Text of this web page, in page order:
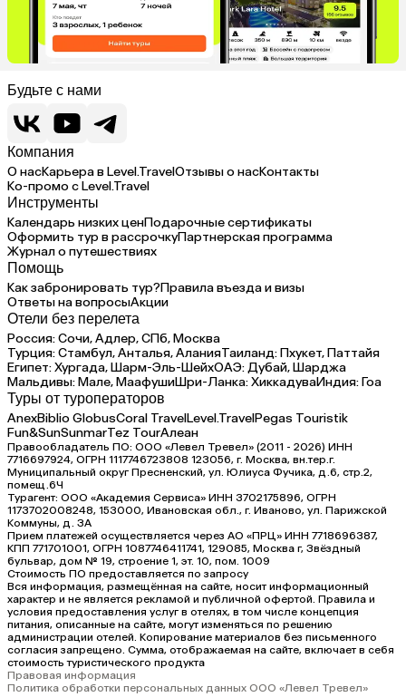
Будьте с нами
Компания
О насКарьера в Level.TravelОтзывы о насКонтакты
Ко-промо с Level.Travel
Инструменты
Календарь низких ценПодарочные сертификаты
Оформить тур в рассрочкуПартнерская программа
Журнал о путешествиях
Помощь
Как забронировать тур?Правила въезда и визы
Ответы на вопросыАкции
Отели без перелета
Россия:Сочи,Адлер,СПб,Москва
Турция:Стамбул,Анталья,АланияТаиланд:Пхукет,Паттайя
Египет:Хургада,Шарм-Эль-ШейхОАЭ:Дубай,Шарджа
Мальдивы:Мале,МаафушиШри-Ланка:ХиккадуваИндия:Гоа
Туры от туроператоров
AnexBiblio GlobusCoral TravelLevel.TravelPegas Touristik
Fun&SunSunmarTez TourАлеан
Правообладатель ПО: ООО «Левел Тревел» (2011 - 2026) ИНН
7716697924, ОГРН 1117746723808 123056, г. Москва, вн.тер.г.
Муниципальный округ Пресненский, ул. Юлиуса Фучика, д.6, стр.2,
помещ.6Ч
Турагент: ООО «Академия Сервиса» ИНН 3702175896, ОГРН
1173702008248, 153000, Ивановская обл., г. Иваново, ул. Парижской
Коммуны, д. ЗА
Прием платежей осуществляется через АО «ПРЦ» ИНН 7718696387,
КПП 771701001, ОГРН 1087746411741, 129085, Москва г, Звёздный
бульвар, дом № 19, строение 1, эт. 10, пом. 1009
Стоимость ПО предоставляется по запросу
Вся информация, размещённая на сайте, носит информационный
характер и не является рекламой и публичной офертой. Правила и
условия предоставления услуг в отелях, в том числе концепция
питания, описанные на сайте, могут изменяться по решению
администрации отелей. Копирование материалов без письменного
согласия запрещено. Сумма, отображаемая на сайте, включает в себя
стоимость туристического продукта
Правовая информация
Политика обработки персональных данных ООО «Левел Тревел»